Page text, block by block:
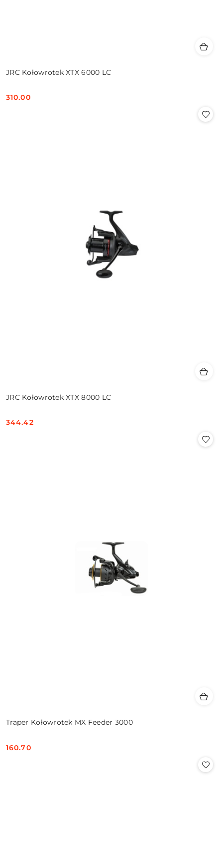
JRC Kołowrotek XTX 6000 LC
Cena:
310.00
JRC Kołowrotek XTX 8000 LC
Cena:
344.42
Traper Kołowrotek MX Feeder 3000
Cena:
160.70